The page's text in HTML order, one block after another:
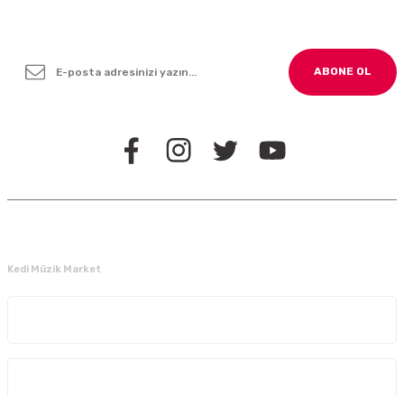
ABONE OL
Kedi Müzik Market